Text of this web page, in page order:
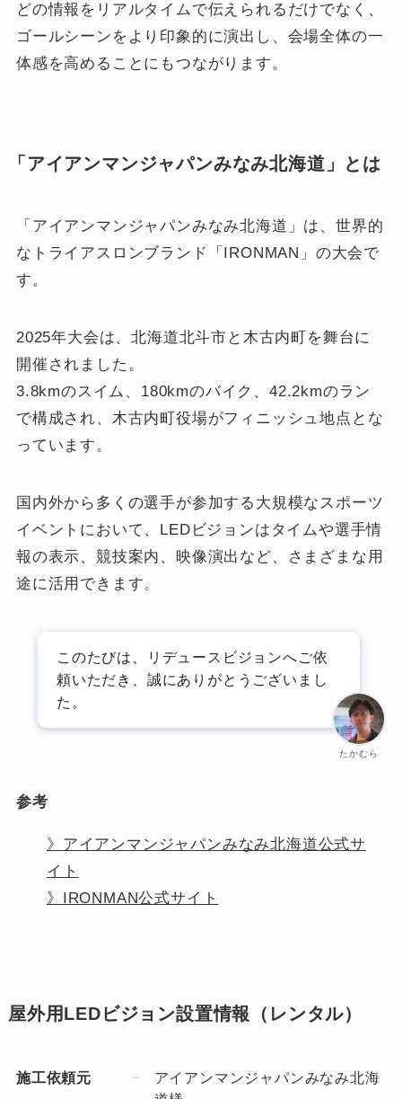
どの情報をリアルタイムで伝えられるだけでなく、
ゴールシーンをより印象的に演出し、会場全体の一
体感を高めることにもつながります。
「アイアンマンジャパンみなみ北海道」とは
「アイアンマンジャパンみなみ北海道」は、世界的
なトライアスロンブランド「IRONMAN」の大会で
す。
2025年大会は、北海道北斗市と木古内町を舞台に
開催されました。
3.8kmのスイム、180kmのバイク、42.2kmのラン
で構成され、木古内町役場がフィニッシュ地点とな
っています。
国内外から多くの選手が参加する大規模なスポーツ
イベントにおいて、LEDビジョンはタイムや選手情
報の表示、競技案内、映像演出など、さまざまな用
途に活用できます。
たかむら
このたびは、リデュースビジョンへご依
頼いただき、誠にありがとうございまし
た。
参考
》アイアンマンジャパンみなみ北海道公式サ
イト
》IRONMAN公式サイト
屋外用LEDビジョン設置情報（レンタル）
施工依頼元
アイアンマンジャパンみなみ北海